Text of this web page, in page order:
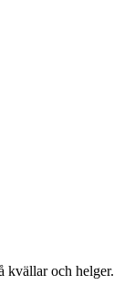
kvällar och helger.